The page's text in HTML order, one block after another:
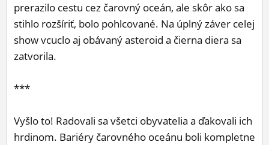
prerazilo cestu cez čarovný oceán, ale skôr ako sa
stihlo rozšíriť, bolo pohlcované. Na úplný záver celej
show vcuclo aj obávaný asteroid a čierna diera sa
zatvorila.
***
Vyšlo to! Radovali sa všetci obyvatelia a ďakovali ich
hrdinom. Bariéry čarovného oceánu boli kompletne